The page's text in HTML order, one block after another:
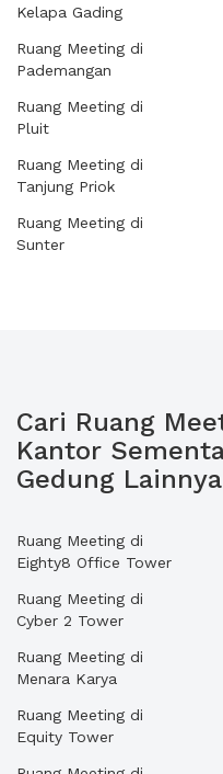
Kelapa Gading
Ruang Meeting di
Pademangan
Ruang Meeting di
Pluit
Ruang Meeting di
Tanjung Priok
Ruang Meeting di
Sunter
Cari Ruang
Kantor
Gedung Lainnya
Ruang Meeting di
Eighty8 Office Tower
Ruang Meeting di
Cyber 2 Tower
Ruang Meeting di
Menara Karya
Ruang Meeting di
Equity Tower